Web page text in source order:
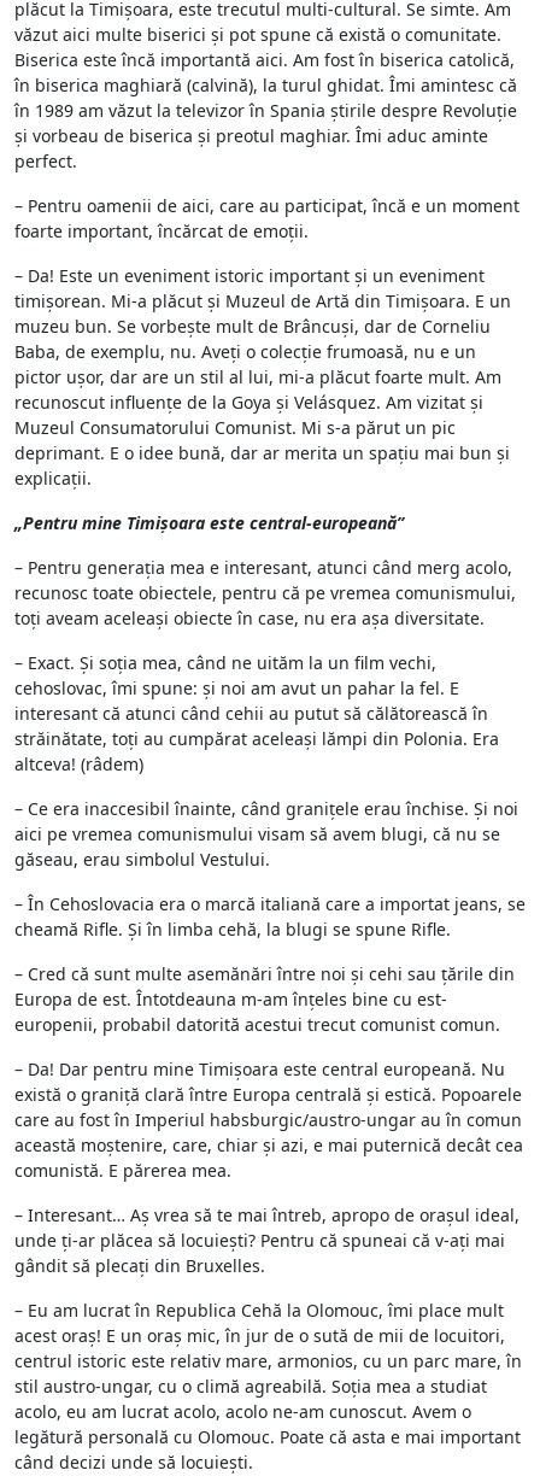
plăcut la Timișoara, este trecutul multi-cultural. Se simte. Am
văzut aici multe biserici și pot spune că există o comunitate.
Biserica este încă importantă aici. Am fost în biserica catolică,
în biserica maghiară (calvină), la turul ghidat. Îmi amintesc că
în 1989 am văzut la televizor în Spania știrile despre Revoluție
și vorbeau de biserica și preotul maghiar. Îmi aduc aminte
perfect.
– Pentru oamenii de aici, care au participat, încă e un moment
foarte important, încărcat de emoții.
– Da! Este un eveniment istoric important și un eveniment
timișorean. Mi-a plăcut și Muzeul de Artă din Timișoara. E un
muzeu bun. Se vorbește mult de Brâncuși, dar de Corneliu
Baba, de exemplu, nu. Aveți o colecție frumoasă, nu e un
pictor ușor, dar are un stil al lui, mi-a plăcut foarte mult. Am
recunoscut influențe de la Goya și Velásquez. Am vizitat și
Muzeul Consumatorului Comunist. Mi s-a părut un pic
deprimant. E o idee bună, dar ar merita un spațiu mai bun și
explicații.
„Pentru mine Timișoara este central-europeană”
– Pentru generația mea e interesant, atunci când merg acolo,
recunosc toate obiectele, pentru că pe vremea comunismului,
toți aveam aceleași obiecte în case, nu era așa diversitate.
– Exact. Și soția mea, când ne uităm la un film vechi,
cehoslovac, îmi spune: și noi am avut un pahar la fel. E
interesant că atunci când cehii au putut să călătorească în
străinătate, toți au cumpărat aceleași lămpi din Polonia. Era
altceva! (râdem)
– Ce era inaccesibil înainte, când granițele erau închise. Și noi
aici pe vremea comunismului visam să avem blugi, că nu se
găseau, erau simbolul Vestului.
– În Cehoslovacia era o marcă italiană care a importat jeans, se
cheamă Rifle. Și în limba cehă, la blugi se spune Rifle.
– Cred că sunt multe asemănări între noi și cehi sau țările din
Europa de est. Întotdeauna m-am înțeles bine cu est-
europenii, probabil datorită acestui trecut comunist comun.
– Da! Dar pentru mine Timișoara este central europeană. Nu
există o graniță clară între Europa centrală și estică. Popoarele
care au fost în Imperiul habsburgic/austro-ungar au în comun
această moștenire, care, chiar și azi, e mai puternică decât cea
comunistă. E părerea mea.
– Interesant… Aș vrea să te mai întreb, apropo de orașul ideal,
unde ți-ar plăcea să locuiești? Pentru că spuneai că v-ați mai
gândit să plecați din Bruxelles.
– Eu am lucrat în Republica Cehă la Olomouc, îmi place mult
acest oraș! E un oraș mic, în jur de o sută de mii de locuitori,
centrul istoric este relativ mare, armonios, cu un parc mare, în
stil austro-ungar, cu o climă agreabilă. Soția mea a studiat
acolo, eu am lucrat acolo, acolo ne-am cunoscut. Avem o
legătură personală cu Olomouc. Poate că asta e mai important
când decizi unde să locuiești.